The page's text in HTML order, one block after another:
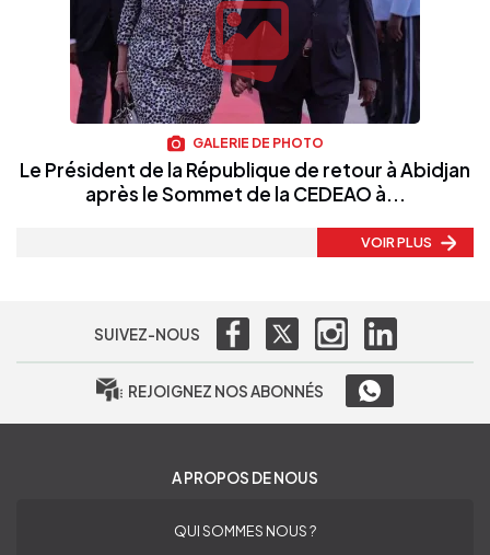
GALERIE DE PHOTO
Le Président de la République de retour à Abidjan
après le Sommet de la CEDEAO à...
VOIR PLUS
SUIVEZ-NOUS
REJOIGNEZ NOS ABONNÉS
A PROPOS DE NOUS
QUI SOMMES NOUS ?